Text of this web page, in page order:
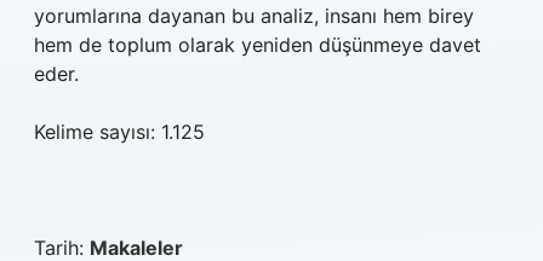
yorumlarına dayanan bu analiz, insanı hem birey
hem de toplum olarak yeniden düşünmeye davet
eder.
Kelime sayısı: 1.125
Tarih: Makaleler